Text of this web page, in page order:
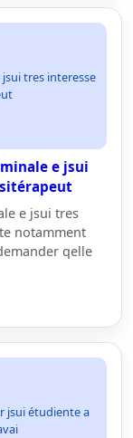
tres interesse
e jsui
e jsui tres
notamment
qelle
jsui étudiente a